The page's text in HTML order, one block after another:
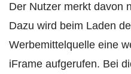
Der Nutzer merkt davon
Dazu wird beim Laden
Werbemittelquelle eine
iFrame aufgerufen. Bei